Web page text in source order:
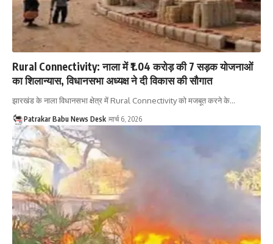
Rural Connectivity: नाला में ₹1.04 करोड़ की 7 सड़क योजनाओं
का शिलान्यास, विधानसभा अध्यक्ष ने दी विकास की सौगात
झारखंड के नाला विधानसभा क्षेत्र में Rural Connectivity को मजबूत करने के…
Patrakar Babu News Desk मार्च 6, 2026